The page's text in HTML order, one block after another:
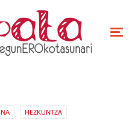
HEZKUNTZA